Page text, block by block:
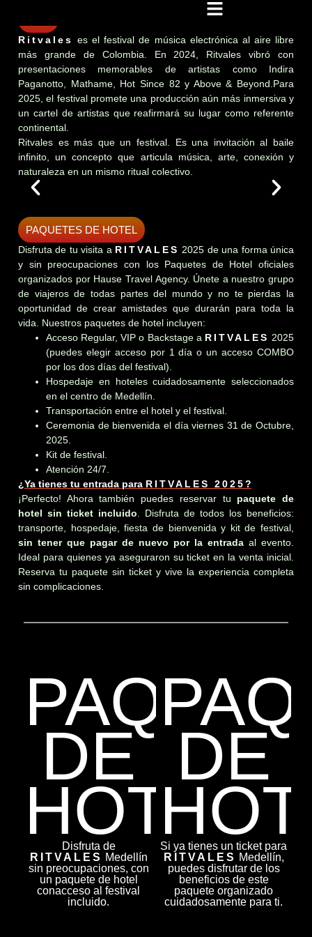
Ritvales es el festival de música electrónica al aire libre
más grande de Colombia. En 2024, Ritvales vibró con
presentaciones memorables de artistas como Indira
Paganotto, Mathame, Hot Since 82 y Above & Beyond.Para
2025, el festival promete una producción aún más inmersiva y
un cartel de artistas que reafirmará su lugar como referente
continental.
Ritvales es más que un festival. Es una invitación al baile
infinito, un concepto que articula música, arte, conexión y
naturaleza en un mismo ritual colectivo.
PAQUETES DE HOTEL
Disfruta de tu visita a RITVALES 2025 de una forma única
y sin preocupaciones con los Paquetes de Hotel oficiales
organizados por Hause Travel Agency. Únete a nuestro grupo
de viajeros de todas partes del mundo y no te pierdas la
oportunidad de crear amistades que durarán para toda la
vida. Nuestros paquetes de hotel incluyen:
Acceso Regular, VIP o Backstage a RITVALES 2025
(puedes elegir acceso por 1 día o un acceso COMBO
por los dos días del festival).
Hospedaje en hoteles cuidadosamente seleccionados
en el centro de Medellín.
Transportación entre el hotel y el festival.
Ceremonia de bienvenida el día viernes 31 de Octubre,
2025.
Kit de festival.
Atención 24/7.
¿Ya tienes tu entrada para RITVALES 2025?
¡Perfecto! Ahora también puedes reservar tu paquete de
hotel sin ticket incluido . Disfruta de todos los beneficios:
transporte, hospedaje, fiesta de bienvenida y kit de festival,
sin tener que pagar de nuevo por la entrada al evento.
Ideal para quienes ya aseguraron su ticket en la venta inicial.
Reserva tu paquete sin ticket y vive la experiencia completa
sin complicaciones.
DE
HOTEL
Disfruta de
RITVALES Medellín
sin preocupaciones, con
un paquete de hotel
conacceso al festival
incluido.
DE
Si ya tienes un ticket para
RITVALES Medellín,
puedes disfrutar de los
beneficios de este
paquete organizado
cuidadosamente para ti.